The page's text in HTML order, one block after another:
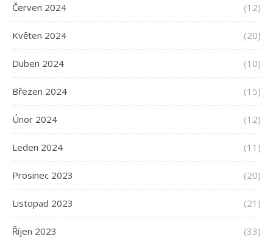
Červen 2024 (12)
Květen 2024 (20)
Duben 2024 (10)
Březen 2024 (15)
Únor 2024 (12)
Leden 2024 (11)
Prosinec 2023 (20)
Listopad 2023 (21)
Říjen 2023 (33)